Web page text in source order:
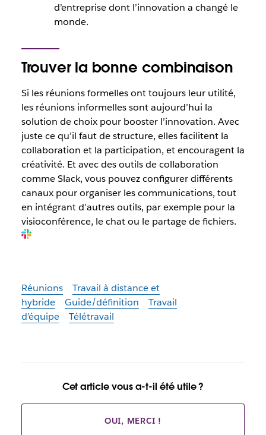
d’entreprise dont l’innovation a changé le
monde.
Trouver la bonne combinaison
Si les réunions formelles ont toujours leur utilité,
les réunions informelles sont aujourd’hui la
solution de choix pour booster l’innovation. Avec
juste ce qu’il faut de structure, elles facilitent la
collaboration et la participation, et encouragent la
créativité. Et avec des outils de collaboration
comme Slack, vous pouvez configurer différents
canaux pour organiser les communications, tout
en intégrant d’autres outils, par exemple pour la
visioconférence, le chat ou le partage de fichiers.
Réunions
Travail à distance et
hybride
Guide/définition
Travail
d’équipe
Télétravail
Cet article vous a-t-il été utile ?
OUI, MERCI !